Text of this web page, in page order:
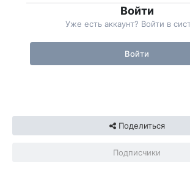
Войти
Уже есть аккаунт? Войти в
Войти
Поделиться
Подписчики